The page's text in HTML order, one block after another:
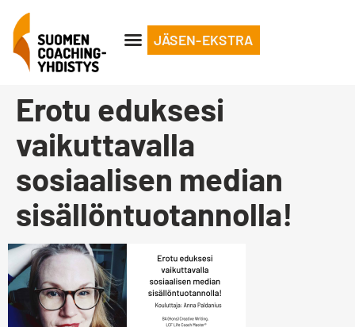
JÄSEN-EKSTRA
Erotu eduksesi
vaikuttavalla
sosiaalisen median
sisällöntuotannolla!